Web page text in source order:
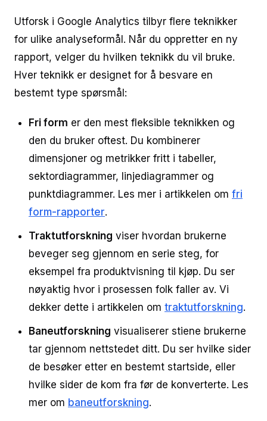
Utforsk i Google Analytics tilbyr flere teknikker
for ulike analyseformål. Når du oppretter en ny
rapport, velger du hvilken teknikk du vil bruke.
Hver teknikk er designet for å besvare en
bestemt type spørsmål:
Fri form er den mest fleksible teknikken og
den du bruker oftest. Du kombinerer
dimensjoner og metrikker fritt i tabeller,
sektordiagrammer, linjediagrammer og
punktdiagrammer. Les mer i artikkelen om fri
form-rapporter.
Traktutforskning viser hvordan brukerne
beveger seg gjennom en serie steg, for
eksempel fra produktvisning til kjøp. Du ser
nøyaktig hvor i prosessen folk faller av. Vi
dekker dette i artikkelen om traktutforskning.
Baneutforskning visualiserer stiene brukerne
tar gjennom nettstedet ditt. Du ser hvilke sider
de besøker etter en bestemt startside, eller
hvilke sider de kom fra før de konverterte. Les
mer om baneutforskning.